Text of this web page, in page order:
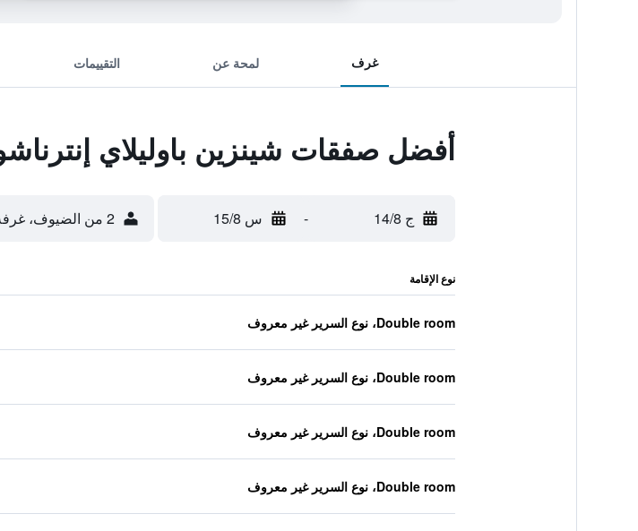
غرف لمحة عن التقييمات
أفضل صفقات شينزين باوليلاي
ج 14/8 - س 15/8 2 من الضيوف، غرفة واحدة
نوع الإقامة
Double room، نوع السرير غير معروف
Double room، نوع السرير غير معروف
Double room، نوع السرير غير معروف
Double room، نوع السرير غير معروف